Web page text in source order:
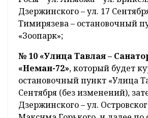
Дзержинского – ул. 17
Тимирязева – остановочный
«Зоопарк»;
№ 10 «Улица Тавлая –
«Неман-72», который будет
остановочный пункт «Улица
Сентября (без изменений),
Дзержинского – ул.